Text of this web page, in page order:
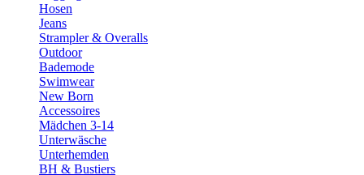
Hosen
Jeans
Strampler & Overalls
Outdoor
Bademode
Swimwear
New Born
Accessoires
Mädchen 3-14
Unterwäsche
Unterhemden
BH & Bustiers